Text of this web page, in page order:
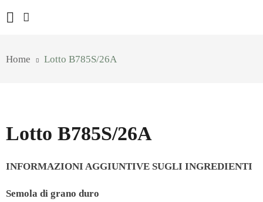
Home Lotto B785S/26A
Lotto B785S/26A
INFORMAZIONI AGGIUNTIVE SUGLI INGREDIENTI
Semola di grano duro